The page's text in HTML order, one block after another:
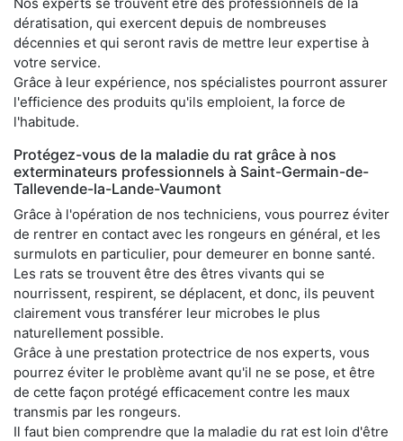
dératisation, qui exercent depuis de nombreuses
décennies et qui seront ravis de mettre leur expertise à
votre service.
Grâce à leur expérience, nos spécialistes pourront assurer
l'efficience des produits qu'ils emploient, la force de
l'habitude.
Protégez-vous de la maladie du rat grâce à nos
exterminateurs professionnels à Saint-Germain-de-
Tallevende-la-Lande-Vaumont
Grâce à l'opération de nos techniciens, vous pourrez éviter
de rentrer en contact avec les rongeurs en général, et les
surmulots en particulier, pour demeurer en bonne santé.
Les rats se trouvent être des êtres vivants qui se
nourrissent, respirent, se déplacent, et donc, ils peuvent
clairement vous transférer leur microbes le plus
naturellement possible.
Grâce à une prestation protectrice de nos experts, vous
pourrez éviter le problème avant qu'il ne se pose, et être
de cette façon protégé efficacement contre les maux
transmis par les rongeurs.
Il faut bien comprendre que la maladie du rat est loin d'être